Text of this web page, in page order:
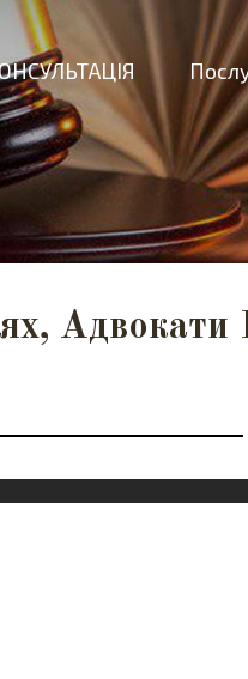
Адвокати